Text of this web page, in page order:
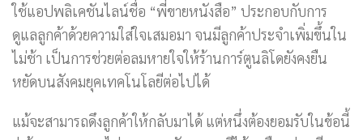
ใช้แอปพลิเคชันไลน์ชื่อ “พี่ขายหนังสือ” ประกอบกับการ
ดูแลลูกค้าด้วยความใส่ใจเสมอมา จนมีลูกค้าประจำเพิ่มขึ้นใน
ไม่ช้า เป็นการช่วยต่อลมหายใจให้ร้านการ์ตูนลิโดยังคงยืน
หยัดบนสังคมยุคเทคโนโลยีต่อไปได้
แม้จะสามารถดึงลูกค้าให้กลับมาได้ แต่หนึ่งต้องยอมรับในข้อนี้